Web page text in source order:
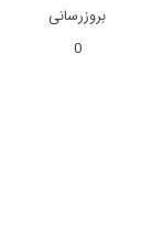
بروزرسانی
0